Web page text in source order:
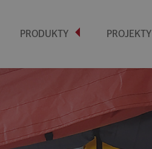
PRODUKTY PROJEKTY